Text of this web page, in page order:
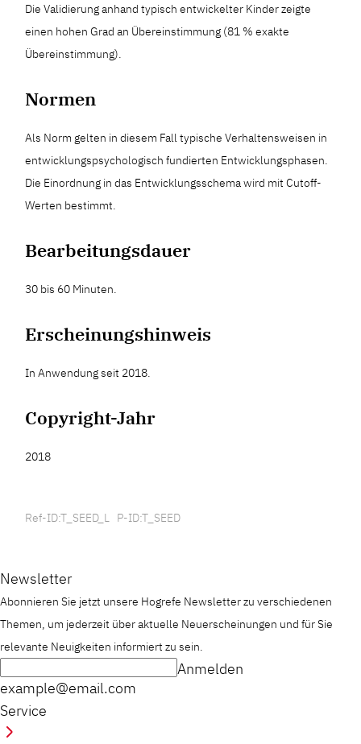
Die Validierung anhand typisch entwickelter Kinder zeigte
einen hohen Grad an Übereinstimmung (81 % exakte
Übereinstimmung).
Normen
Als Norm gelten in diesem Fall typische Verhaltensweisen in
entwicklungspsychologisch fundierten Entwicklungsphasen.
Die Einordnung in das Entwicklungsschema wird mit Cutoff-
Werten bestimmt.
Bearbeitungsdauer
30 bis 60 Minuten.
Erscheinungshinweis
In Anwendung seit 2018.
Copyright-Jahr
2018
Ref-ID:T_SEED_L P-ID:T_SEED
Newsletter
Abonnieren Sie jetzt unsere Hogrefe Newsletter zu verschiedenen
Themen, um jederzeit über aktuelle Neuerscheinungen und für Sie
relevante Neuigkeiten informiert zu sein.
example@email.com
Anmelden
Service